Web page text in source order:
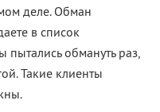
деле. Обман
в список
пытались обмануть раз,
Такие клиенты